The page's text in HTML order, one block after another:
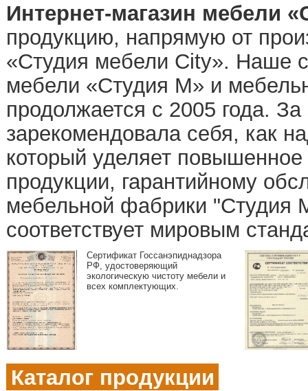
Интернет-магазин мебели
продукцию, напрямую от
«Студия мебели City». Наше
мебели «Студия М» и
продолжается с 2005 года.
зарекомендовала себя, как
который уделяет
продукции, гарантийному
мебельной фабрики "Студия
соответствует мировым
Cертификат Госсанэпиднадзора
РФ, удостоверяющий
экологическую чистоту мебели и
всех комплектующих.
Каталог продукции